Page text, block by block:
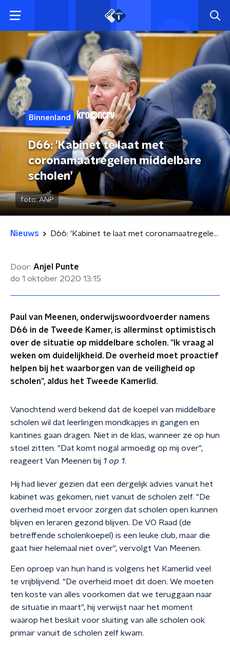
Binnenland
D66: 'Kabinet te laat met
coronamaatregelen middelbare
scholen'
foto:ANP
Nieuws D66: 'Kabinet te laat met coronamaatregelen middelbare scholen'
Door: Anjel Punte
do 1 oktober 2020 13:15
Paul van Meenen, onderwijswoordvoerder namens
D66 in de Tweede Kamer, is allerminst optimistisch
over de situatie op middelbare scholen. "Ik vraag al
weken om duidelijkheid. De overheid moet proactief
helpen bij het waarborgen van de veiligheid op
scholen", aldus het Tweede Kamerlid.
Vanochtend werd bekend dat de koepel van middelbare
scholen wil dat leerlingen mondkapjes in gangen en
kantines gaan dragen. Niet in de klas, wanneer ze op hun
stoel zitten. "Dat komt nogal armoedig op mij over",
reageert Van Meenen bij 1 op 1.
Hij had liever gezien dat een dergelijk advies vanuit het
kabinet was gekomen, niet vanuit de scholen zelf. "De
overheid moet ervoor zorgen dat scholen open kunnen
blijven en leraren gezond blijven. De VO Raad (de
betreffende scholenkoepel) is een leuke club, maar die
gaat hier helemaal niet over", vervolgt Van Meenen.
Een oproep van hun hand is volgens het Kamerlid veel
te vrijblijvend. "De overheid moet dit doen. We moeten
ten koste van alles voorkomen dat we teruggaan naar
de situatie in maart", hij verwijst naar het moment
waarop het besluit voor sluiting van alle scholen ook
primair vanuit de scholen zelf kwam.